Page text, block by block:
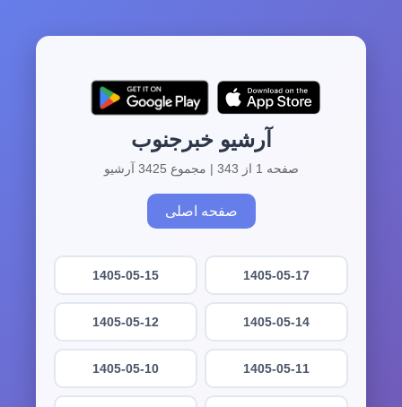
آرشیو خبرجنوب
صفحه 1 از 343 | مجموع 3425 آرشیو
صفحه اصلی
1405-05-17
1405-05-15
1405-05-14
1405-05-12
1405-05-11
1405-05-10